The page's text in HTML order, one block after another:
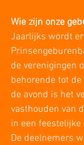
Wie zijn onze
Jaarlijks wordt
de verenigingen
behorende tot
de avond is het
vasthouden van
in een feestelijke
De deelnemers